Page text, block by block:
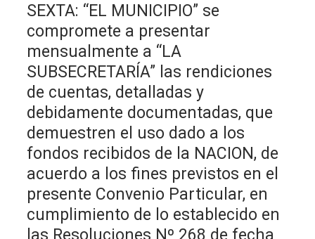
SEXTA: “EL MUNICIPIO” se
compromete a presentar
mensualmente a “LA
SUBSECRETARÍA” las rendiciones
de cuentas, detalladas y
debidamente documentadas, que
demuestren el uso dado a los
fondos recibidos de la NACION, de
acuerdo a los fines previstos en el
presente Convenio Particular, en
cumplimiento de lo establecido en
las Resoluciones Nº 268 de fecha